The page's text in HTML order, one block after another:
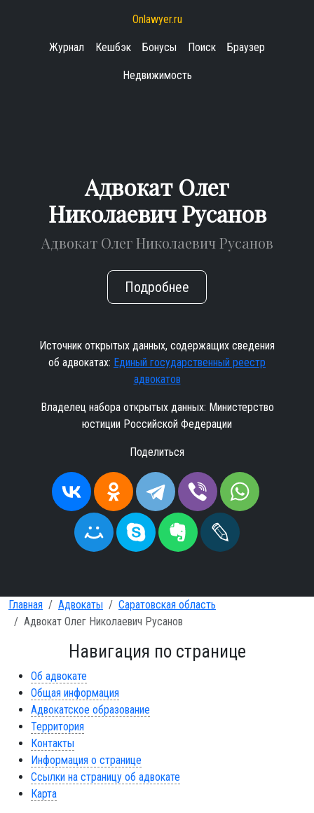
Onlawyer.ru
Журнал Кешбэк Бонусы Поиск Браузер
Недвижимость
Адвокат Олег
Николаевич Русанов
Адвокат Олег Николаевич Русанов
Подробнее
Источник открытых данных, содержащих сведения
об адвокатах: Единый государственный реестр
адвокатов
Владелец набора открытых данных: Министерство
юстиции Российской Федерации
Поделиться
Главная Адвокаты
Саратовская область
Адвокат Олег Николаевич Русанов
Навигация по странице
Об адвокате
Общая информация
Адвокатское образование
Территория
Контакты
Информация о странице
Ссылки на страницу об адвокате
Карта